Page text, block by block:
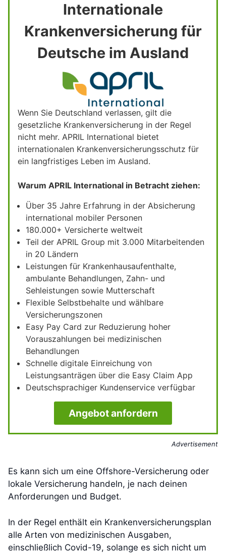
Internationale
Krankenversicherung für
Deutsche im Ausland
Wenn Sie Deutschland verlassen, gilt die
gesetzliche Krankenversicherung in der Regel
nicht mehr. APRIL International bietet
internationalen Krankenversicherungsschutz für
ein langfristiges Leben im Ausland.
Warum APRIL International in Betracht ziehen:
Über 35 Jahre Erfahrung in der Absicherung
international mobiler Personen
180.000+ Versicherte weltweit
Teil der APRIL Group mit 3.000 Mitarbeitenden
in 20 Ländern
Leistungen für Krankenhausaufenthalte,
ambulante Behandlungen, Zahn- und
Sehleistungen sowie Mutterschaft
Flexible Selbstbehalte und wählbare
Versicherungszonen
Easy Pay Card zur Reduzierung hoher
Vorauszahlungen bei medizinischen
Behandlungen
Schnelle digitale Einreichung von
Leistungsanträgen über die Easy Claim App
Deutschsprachiger Kundenservice verfügbar
Angebot anfordern
Advertisement
Es kann sich um eine Offshore-Versicherung oder
lokale Versicherung handeln, je nach deinen
Anforderungen und Budget.
In der Regel enthält ein Krankenversicherungsplan
alle Arten von medizinischen Ausgaben,
einschließlich Covid-19, solange es sich nicht um